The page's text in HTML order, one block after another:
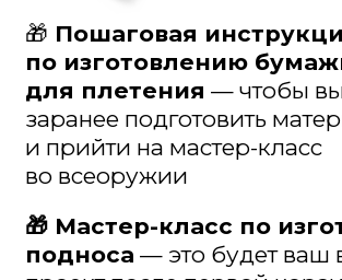
А дальше – решать вам
Может быть, это станет просто
приятным хобби. А может быть,
превратится в источник дохода
и смысла жизни
Но вы узнаете это, только если
попробуете